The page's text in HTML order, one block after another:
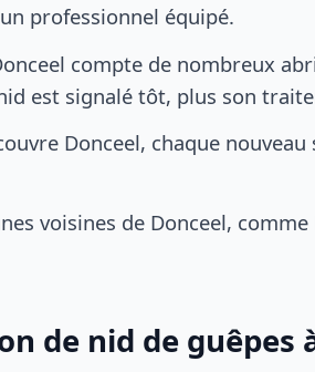
professionnel équipé.
compte de nombreux
est signalé tôt, plus son
Donceel, chaque
voisines de Donceel,
de nid de guêpes